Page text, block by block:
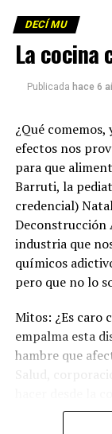
La reproducción
que mandar un
emitir todos
DECÍ MU
La cocina
Publicada hace 6
¿Qué comemos,
efectos nos
para que
Barruti, la
credencial)
Deconstrucción
industria que
químicos
pero que no lo
Mitos: ¿Es caro
empalma esta
hambre que
Salud,
(Escuchá el